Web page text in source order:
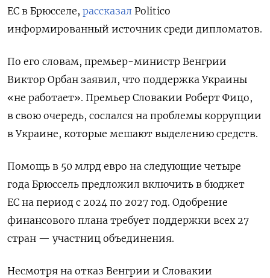
ЕС в Брюсселе, рассказал Politico
информированный источник среди дипломатов.
По его словам, премьер-министр Венгрии
Виктор Орбан заявил, что поддержка Украины
«не работает». Премьер Словакии Роберт Фицо,
в свою очередь, сослался на проблемы коррупции
в Украине, которые мешают выделению средств.
Помощь в 50 млрд евро на следующие четыре
года Брюссель предложил включить в бюджет
ЕС на период с 2024 по 2027 год. Одобрение
финансового плана требует поддержки всех 27
стран — участниц объединения.
Несмотря на отказ Венгрии и Словакии